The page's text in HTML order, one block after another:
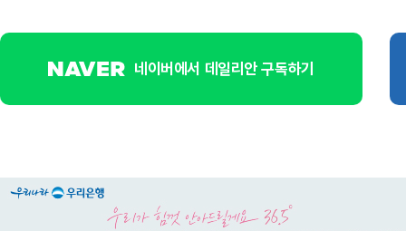
네이버에서 데일리안 구독하기